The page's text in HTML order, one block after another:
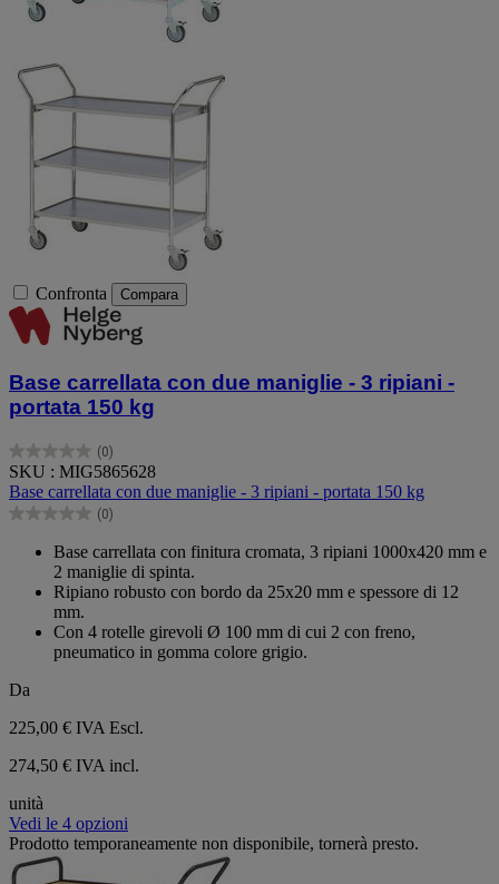
Confronta Compara
Base carrellata con due maniglie - 3 ripiani -
portata 150 kg
(0)
0.0
su
5
stelle.
SKU : MIG5865628
Base carrellata con due maniglie - 3 ripiani - portata 150 kg
(0)
0.0
Base carrellata con finitura cromata, 3 ripiani 1000x420 mm e
2 maniglie di spinta.
Ripiano robusto con bordo da 25x20 mm e spessore di 12
mm.
Con 4 rotelle girevoli Ø 100 mm di cui 2 con freno,
pneumatico in gomma colore grigio.
Da
225,00 € IVA Escl.
274,50 € IVA incl.
unità
Vedi le 4 opzioni
Prodotto temporaneamente non disponibile, tornerà presto.